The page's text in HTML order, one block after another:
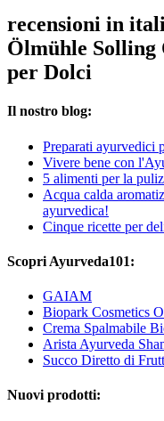
recensioni in
Ölmühle Solling
per Dolci
Il nostro blog:
Preparati ayurvedici
Vivere bene con
5 alimenti per la
Acqua calda
ayurvedica!
Cinque ricette per
Scopri Ayurveda101:
GAIAM
Biopark Cosmetics
Crema Spalmabile
Arista Ayurveda
Succo Diretto di
Nuovi prodotti: